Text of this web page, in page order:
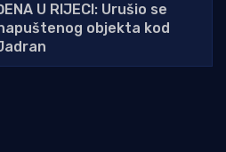
U RIJECI: Urušio se
objekta kod